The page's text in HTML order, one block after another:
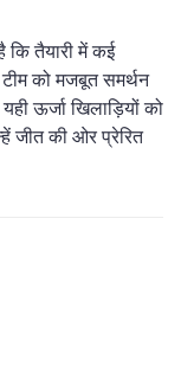
कि तैयारी में कई
को मजबूत समर्थन
ऊर्जा खिलाड़ियों को
जीत की ओर प्रेरित